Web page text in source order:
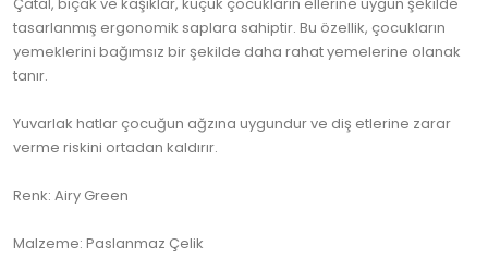
Çatal, bıçak ve kaşıklar, küçük çocukların ellerine uygun şekilde
tasarlanmış ergonomik saplara sahiptir. Bu özellik, çocukların
yemeklerini bağımsız bir şekilde daha rahat yemelerine olanak
tanır.
Yuvarlak hatlar çocuğun ağzına uygundur ve diş etlerine zarar
verme riskini ortadan kaldırır.
Renk: Airy Green
Malzeme: Paslanmaz Çelik